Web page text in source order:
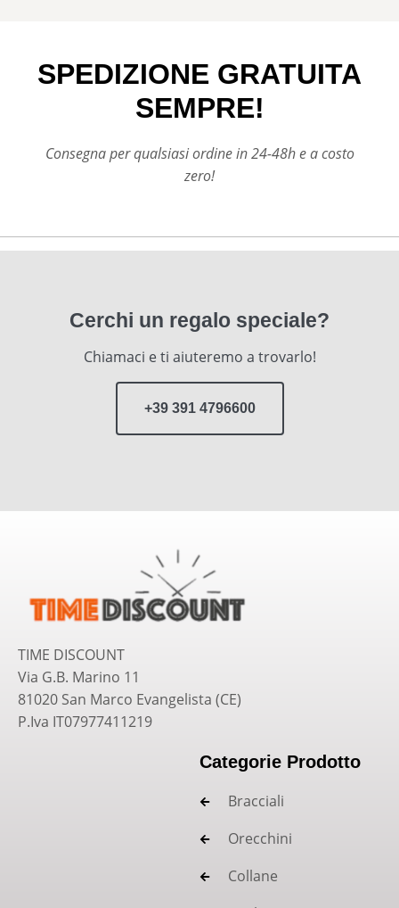
SPEDIZIONE GRATUITA
SEMPRE!
Consegna per qualsiasi ordine in 24-48h e a costo
zero!
Cerchi un regalo speciale?
Chiamaci e ti aiuteremo a trovarlo!
+39 391 4796600
TIME DISCOUNT
Via G.B. Marino 11
81020 San Marco Evangelista (CE)
P.Iva IT07977411219
Categorie Prodotto
Bracciali
Orecchini
Collane